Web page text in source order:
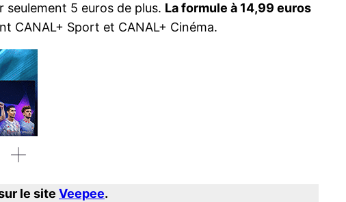
5 euros de plus. La formule à 14,99 euros
CANAL+ Sport et CANAL+ Cinéma.
le site Veepee.